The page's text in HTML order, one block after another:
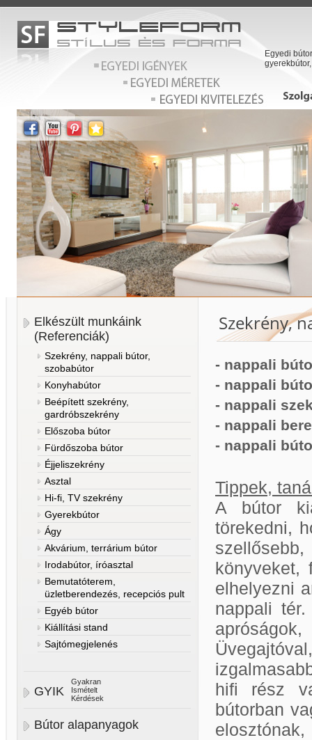
Egyedi
Elkészült munkáink
(Referenciák)
Szekrény, nappali bútor,
szobabútor
Konyhabútor
Beépített szekrény,
gardróbszekrény
Előszoba bútor
Fürdőszoba bútor
Éjjeliszekrény
Asztal
Hi-fi, TV szekrény
Gyerekbútor
Ágy
Akvárium, terrárium bútor
Irodabútor, íróasztal
Bemutatóterem,
üzletberendezés, recepciós pult
Egyéb bútor
Kiállítási stand
Sajtómegjelenés
GYIK
Gyakran
Ismételt
Kérdések
Bútor alapanyagok
Szekrény,
- nappali
- nappali
- nappali
- nappali
- nappali
Tippek,
A bútor
törekedni,
könyveket,
elhelyezni
nappali
hifi rész
bútorban